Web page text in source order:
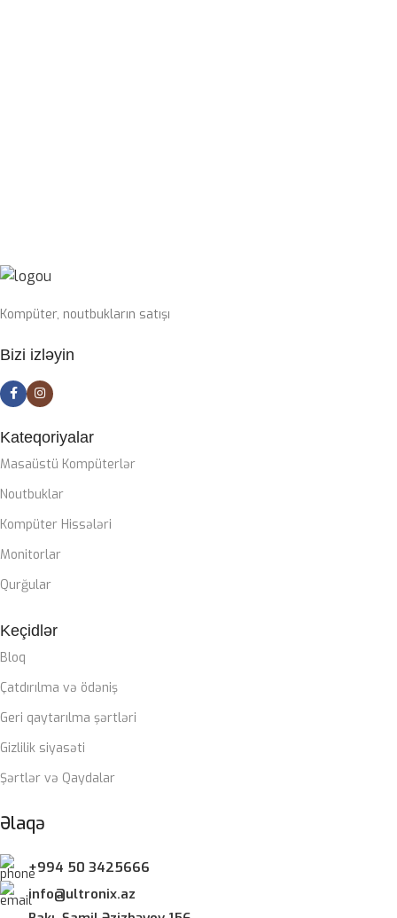
Kompüter, noutbukların satışı
Bizi izləyin
Kateqoriyalar
Masaüstü Kompüterlər
Noutbuklar
Kompüter Hissələri
Monitorlar
Qurğular
Keçidlər
Bloq
Çatdırılma və ödəniş
Geri qaytarılma şərtləri
Gizlilik siyasəti
Şərtlər və Qaydalar
Əlaqə
+994 50 3425666
info@ultronix.az